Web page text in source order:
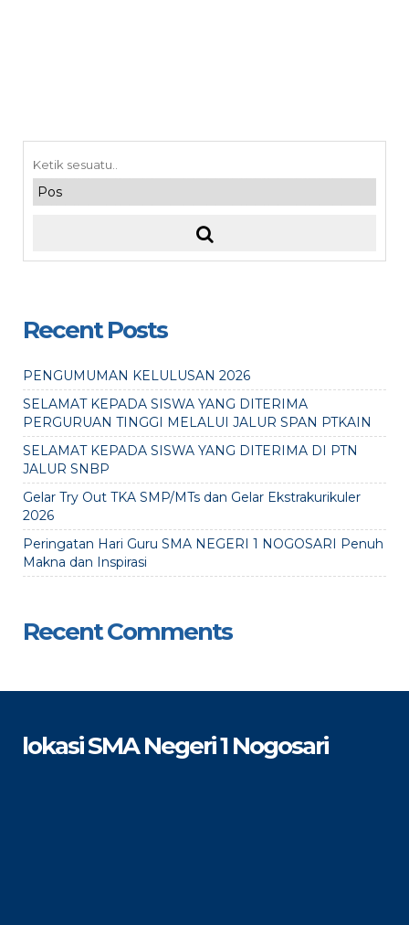
Recent Posts
PENGUMUMAN KELULUSAN 2026
SELAMAT KEPADA SISWA YANG DITERIMA
PERGURUAN TINGGI MELALUI JALUR SPAN PTKAIN
SELAMAT KEPADA SISWA YANG DITERIMA DI PTN
JALUR SNBP
Gelar Try Out TKA SMP/MTs dan Gelar Ekstrakurikuler
2026
Peringatan Hari Guru SMA NEGERI 1 NOGOSARI Penuh
Makna dan Inspirasi
Recent Comments
lokasi SMA Negeri 1 Nogosari